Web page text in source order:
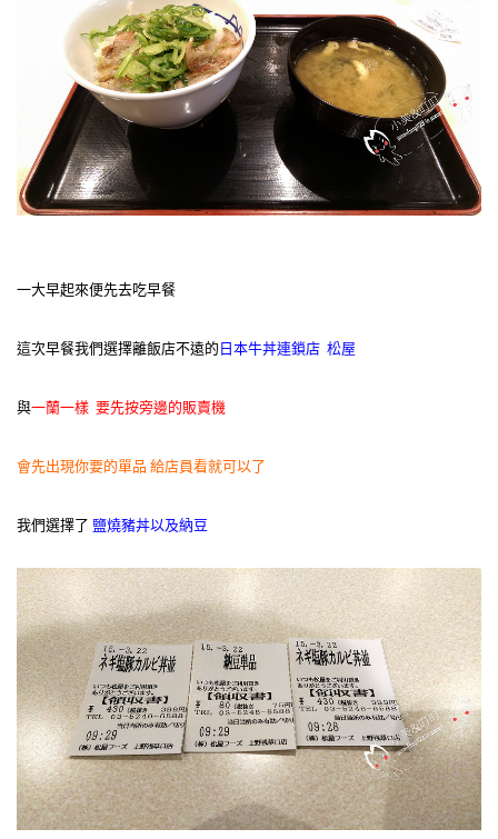
一大早起來便先去吃早餐
這次早餐我們選擇離飯店不遠的 日本牛丼連鎖店 松屋
與一蘭一樣 要先按旁邊的販賣機
會先出現你要的單品 給店員看就可以了
我們選擇了 鹽燒豬丼以及納豆